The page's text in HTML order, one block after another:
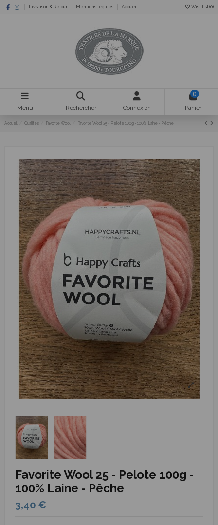
Livraison & Retour Mentions légales Accueil Wishlist (0)
Menu Rechercher Connexion
0
Panier
Accueil Qualités Favorite Wool Favorite Wool 25 - Pelote 100g - 100% Laine - Pêche
Favorite Wool 25 - Pelote 100g -
100% Laine - Pêche
3,40 €